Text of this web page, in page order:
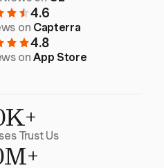
4.6
on Capterra
4.8
onApp Store
Trust Us